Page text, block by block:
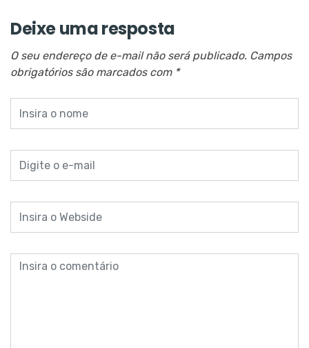
Deixe uma resposta
O seu endereço de e-mail não será publicado. Campos
obrigatórios são marcados com *